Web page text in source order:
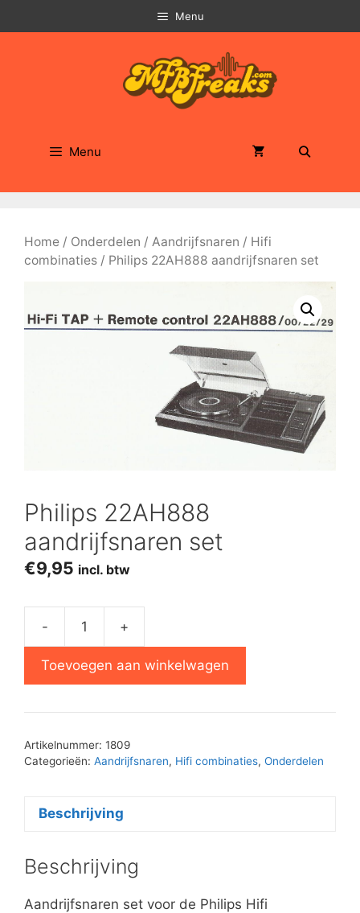
naar
Menu
Menu
Home / Onderdelen / Aandrijfsnaren / Hifi
combinaties / Philips 22AH888 aandrijfsnaren set
Philips 22AH888
aandrijfsnaren set
€9,95 incl. btw
-
aandrijfsnaren
aantal
+
Toevoegen aan winkelwagen
Artikelnummer: 1809
Categorieën: Aandrijfsnaren, Hifi combinaties, Onderdelen
Beschrijving
Beschrijving
Aandrijfsnaren set voor de Philips Hifi